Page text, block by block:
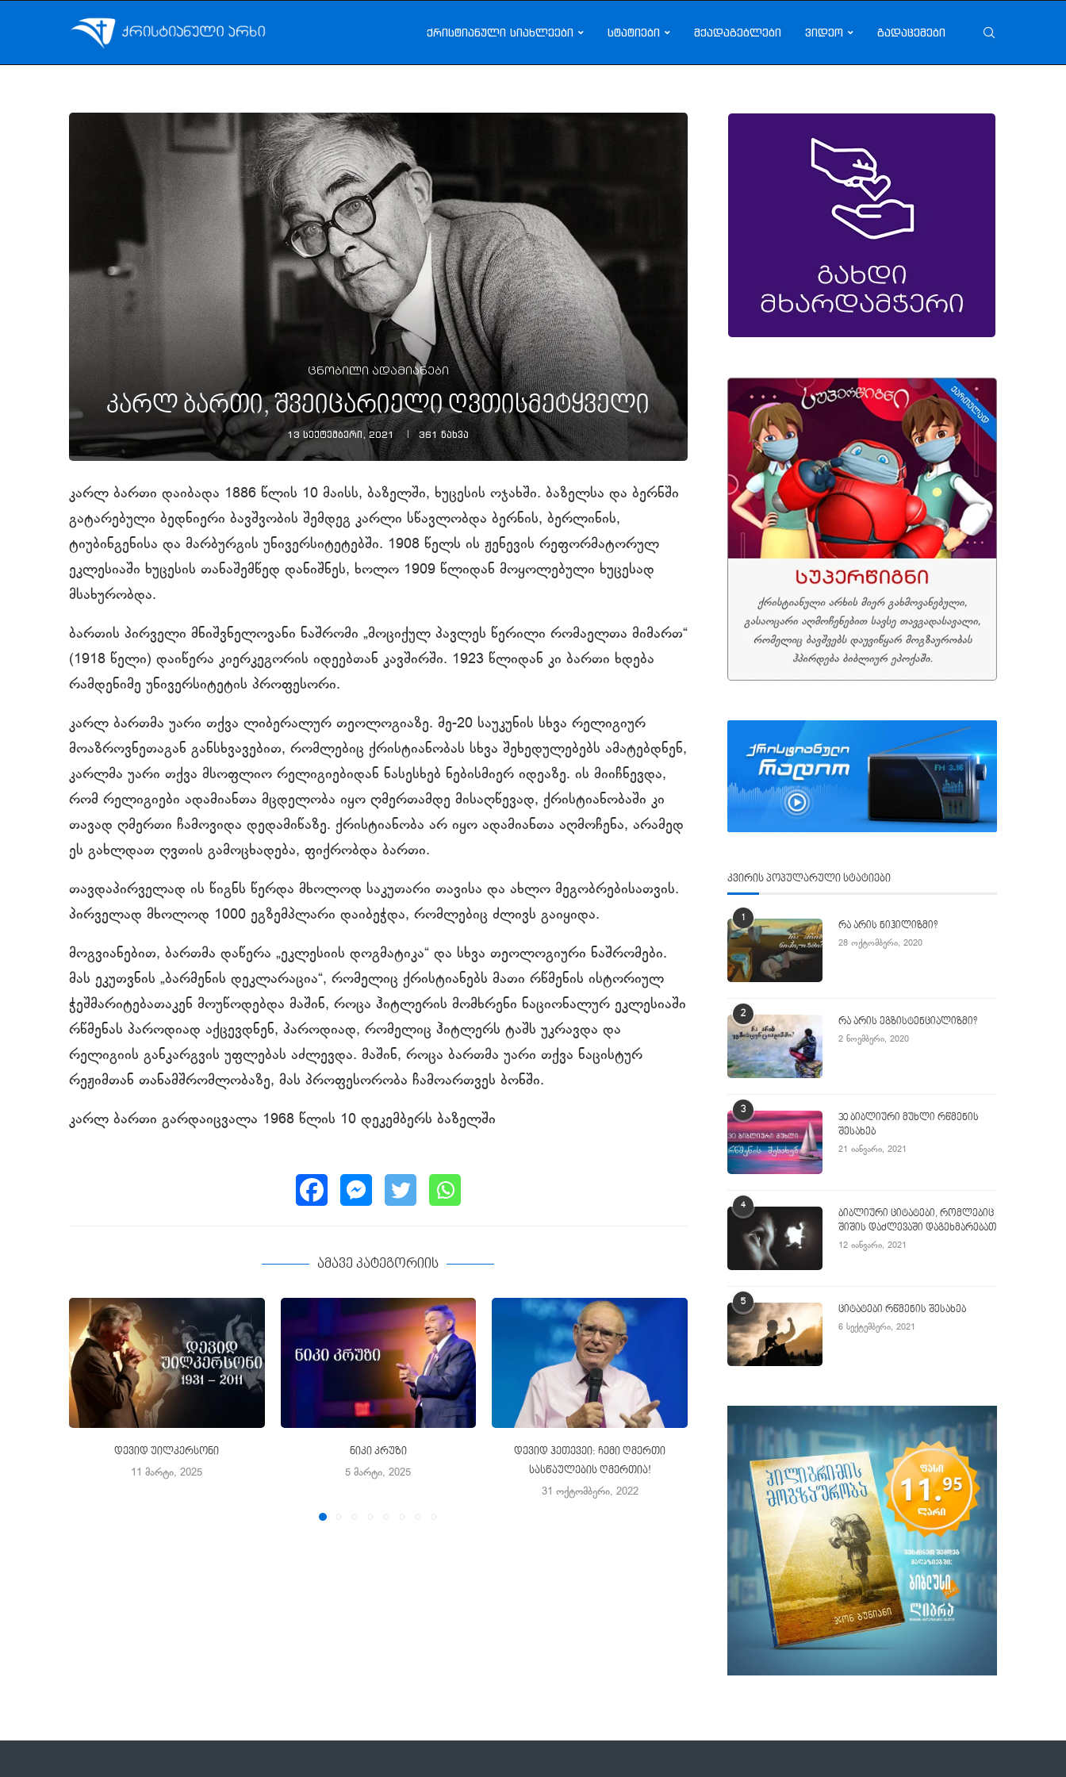
ქრისტიანული სიახლეები სტატიები მქადაგებლები ვიდეო გადაცემები
ცნობილი ადამიანები
კარლ ბართი, შვეიცარიელი ღვთისმეტყველი
13 სექტემბერი, 2021 361ნახვა
კარლ ბართი დაიბადა 1886 წლის 10 მაისს, ბაზელში, ხუცესის ოჯახში. ბაზელსა და ბერნში
გატარებული ბედნიერი ბავშვობის შემდეგ კარლი სწავლობდა ბერნის, ბერლინის,
ტიუბინგენისა და მარბურგის უნივერსიტეტებში. 1908 წელს ის ჟენევის რეფორმატორულ
ეკლესიაში ხუცესის თანაშემწედ დანიშნეს, ხოლო 1909 წლიდან მოყოლებული ხუცესად
მსახურობდა.
ბართის პირველი მნიშვნელოვანი ნაშრომი „მოციქულ პავლეს წერილი რომაელთა მიმართ“
(1918 წელი) დაიწერა კიერკეგორის იდეებთან კავშირში. 1923 წლიდან კი ბართი ხდება
რამდენიმე უნივერსიტეტის პროფესორი.
კარლ ბართმა უარი თქვა ლიბერალურ თეოლოგიაზე. მე-20 საუკუნის სხვა რელიგიურ
მოაზროვნეთაგან განსხვავებით, რომლებიც ქრისტიანობას სხვა შეხედულებებს ამატებდნენ,
კარლმა უარი თქვა მსოფლიო რელიგიებიდან ნასესხებ ნებისმიერ იდეაზე. ის მიიჩნევდა,
რომ რელიგიები ადამიანთა მცდელობა იყო ღმერთამდე მისაღწევად, ქრისტიანობაში კი
თავად ღმერთი ჩამოვიდა დედამიწაზე. ქრისტიანობა არ იყო ადამიანთა აღმოჩენა, არამედ
ეს გახლდათ ღვთის გამოცხადება, ფიქრობდა ბართი.
თავდაპირველად ის წიგნს წერდა მხოლოდ საკუთარი თავისა და ახლო მეგობრებისათვის.
პირველად მხოლოდ 1000 ეგზემპლარი დაიბეჭდა, რომლებიც ძლივს გაიყიდა.
მოგვიანებით, ბართმა დაწერა „ეკლესიის დოგმატიკა“ და სხვა თეოლოგიური ნაშრომები.
მას ეკუთვნის „ბარმენის დეკლარაცია“, რომელიც ქრისტიანებს მათი რწმენის ისტორიულ
ჭეშმარიტებათაკენ მოუწოდებდა მაშინ, როცა ჰიტლერის მომხრენი ნაციონალურ ეკლესიაში
რწმენას პაროდიად აქცევდნენ, პაროდიად, რომელიც ჰიტლერს ტაშს უკრავდა და
რელიგიის განკარგვის უფლებას აძლევდა. მაშინ, როცა ბართმა უარი თქვა ნაცისტურ
რეჟიმთან თანამშრომლობაზე, მას პროფესორობა ჩამოართვეს ბონში.
კარლ ბართი გარდაიცვალა 1968 წლის 10 დეკემბერს ბაზელში
ამავე კატეგორიის
დევიდ უილკერსონი
11 მარტი, 2025
ნიკი კრუზი
5 მარტი, 2025
დევიდ ჰეთევეი: ჩემი ღმერთი
სასწაულების ღმერთია!
31 ოქტომბერი, 2022
ფაიე ეჯერტონის თარგმნილი ახალი
აღთქმა ნავაჰოს და აპაჩების...
30 ნოემბერი, 2021
ჰილდა უიტბელი −
მოღვაწე მონაზონი
22 ნოემბერი, 2021
კვირის პოპულარული სტატიები
1
რა არის ნიჰილიზმი?
28 ოქტომბერი, 2020
2
რა არის ეგზისტენციალიზმი?
2 ნოემბერი, 2020
3
30 ბიბლიური მუხლი რწმენის
შესახებ
21 იანვარი, 2021
4
ბიბლიური ციტატები, რომლებიც
შიშის დაძლევაში დაგეხმარებათ
12 იანვარი, 2021
5
ციტატები რწმენის შესახებ
6 სექტემბერი, 2021